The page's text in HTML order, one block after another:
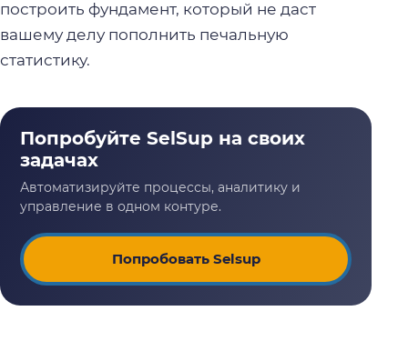
построить фундамент, который не даст
вашему делу пополнить печальную
статистику.
Попробовать Selsup